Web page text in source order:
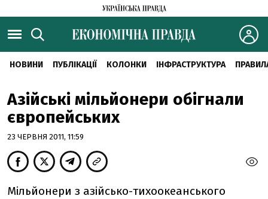
НОВИНИ ПУБЛІКАЦІЇ КОЛОНКИ ІНФРАСТРУКТУРА
Азійські мільйонери обігнали
європейських
23 ЧЕРВНЯ 2011, 11:59
Мільйонери з азійсько-тихоокеанського